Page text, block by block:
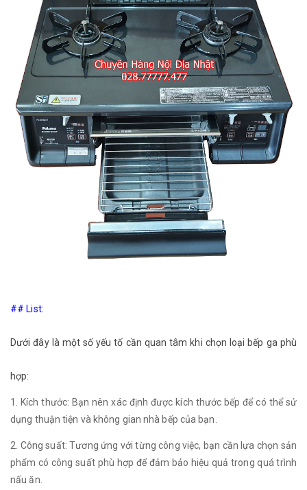
## List:
Dưới đây là một số yếu tố cần quan tâm khi chọn loại bếp ga phù
hợp:
1. Kích thước: Bạn nên xác định được kích thước bếp để có thể sử
dụng thuận tiện và không gian nhà bếp của bạn.
2. Công suất: Tương ứng với từng công việc, bạn cần lựa chọn sản
phẩm có công suất phù hợp để đảm bảo hiệu quả trong quá trình
nấu ăn.